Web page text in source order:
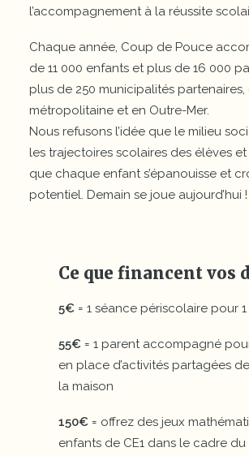
l’accompagnement à la réussite
Chaque année, Coup de Pouce
de 11 000 enfants et plus de 16 000
plus de 250 municipalités partenaires,
métropolitaine et en Outre-Mer.
Nous refusons l’idée que le milieu
les trajectoires scolaires des élèves
que chaque enfant s’épanouisse et
potentiel. Demain se joue aujourd’hui !
Ce que financent vos
5€ = 1 séance périscolaire pour
55€ = 1 parent accompagné
en place d’activités partagées
la maison
150€ = offrez des jeux
enfants de CE1 dans le cadre du